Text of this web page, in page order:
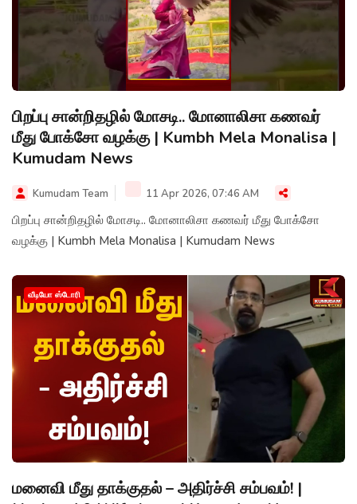
பிறப்பு சான்றிதழில் மோசடி.. மோனாலிசா கணவர்
மீது போக்சோ வழக்கு | Kumbh Mela Monalisa |
Kumudam News
Kumudam Team 11 Apr 2026, 07:46 AM
பிறப்பு சான்றிதழில் மோசடி.. மோனாலிசா கணவர் மீது போக்சோ
வழக்கு | Kumbh Mela Monalisa | Kumudam News
வீடியோ ஸ்டோரி
மனைவி மீது தாக்குதல் – அதிர்ச்சி சம்பவம்! |